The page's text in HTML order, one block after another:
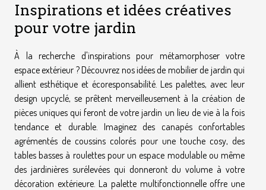
Inspirations et idées créatives
pour votre jardin
À la recherche d'inspirations pour métamorphoser votre
espace extérieur ? Découvrez nos idées de mobilier de jardin qui
allient esthétique et écoresponsabilité. Les palettes, avec leur
design upcyclé, se prêtent merveilleusement à la création de
pièces uniques qui feront de votre jardin un lieu de vie à la fois
tendance et durable. Imaginez des canapés confortables
agrémentés de coussins colorés pour une touche cosy, des
tables basses à roulettes pour un espace modulable ou même
des jardinières surélevées qui donneront du volume à votre
décoration extérieure. La palette multifonctionnelle offre une